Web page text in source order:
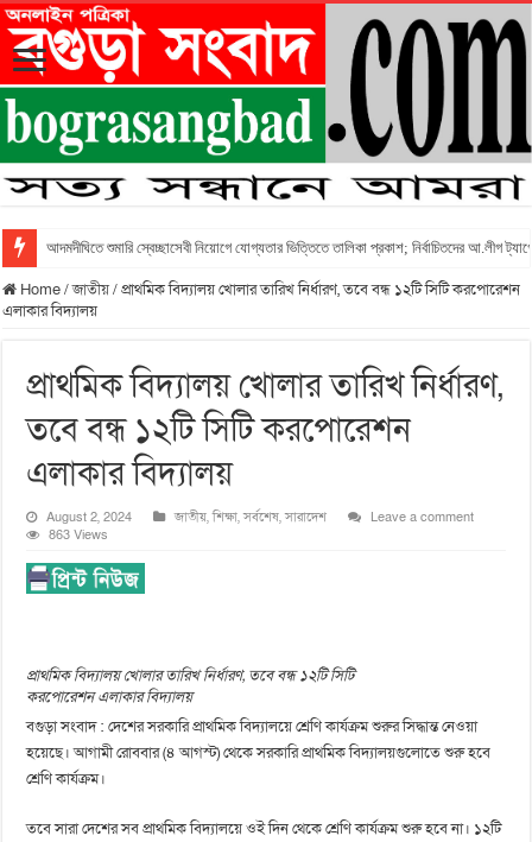
আদমদীঘিতে শুমারি স্বেচ্ছাসেবী নিয়োগে যোগ্যতার ভিত্তিতে তালিকা প্রকাশ; নির্বাচিতদের আ.লীগ
Home/জাতীয়/প্রাথমিক বিদ্যালয় খোলার তারিখ নির্ধারণ, তবে বন্ধ ১২টি সিটি করপোরেশন
এলাকার বিদ্যালয়
প্রাথমিক বিদ্যালয় খোলার তারিখ নির্ধারণ,
তবে বন্ধ ১২টি সিটি করপোরেশন
এলাকার বিদ্যালয়
August 2, 2024 জাতীয়,শিক্ষা,সর্বশেষ,সারাদেশ
Leave a comment
863 Views
প্রাথমিক বিদ্যালয় খোলার তারিখ নির্ধারণ, তবে বন্ধ ১২টি সিটি
করপোরেশন এলাকার বিদ্যালয়
বগুড়া সংবাদ : দেশের সরকারি প্রাথমিক বিদ্যালয়ে শ্রেণি কার্যক্রম শুরুর সিদ্ধান্ত নেওয়া
হয়েছে। আগামী রোববার (৪ আগস্ট) থেকে সরকারি প্রাথমিক বিদ্যালয়গুলোতে শুরু হবে
শ্রেণি কার্যক্রম।
তবে সারা দেশের সব প্রাথমিক বিদ্যালয়ে ওই দিন থেকে শ্রেণি কার্যক্রম শুরু হবে না। ১২টি